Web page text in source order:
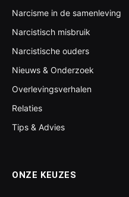
Narcisme in de samenleving
Narcistisch misbruik
Narcistische ouders
Nieuws & Onderzoek
Overlevingsverhalen
Relaties
Tips & Advies
ONZE KEUZES